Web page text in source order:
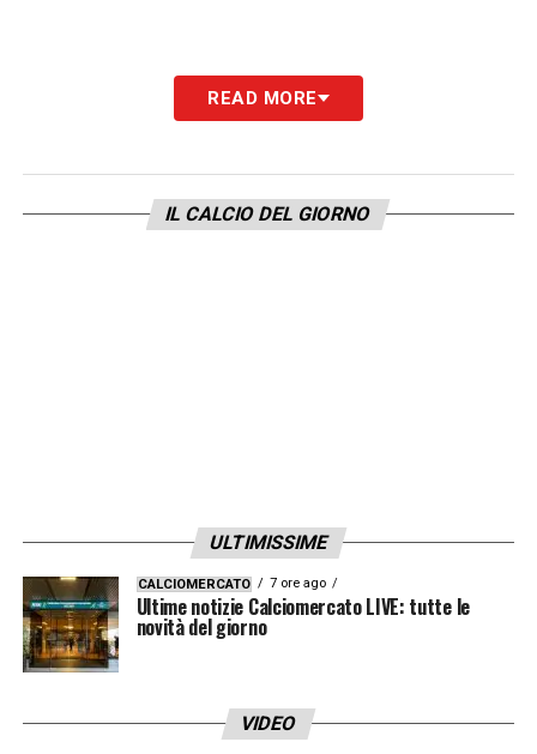
READ MORE
IL CALCIO DEL GIORNO
ULTIMISSIME
CALCIOMERCATO 7 ore ago
Ultime notizie Calciomercato LIVE: tutte le
novità del giorno
VIDEO